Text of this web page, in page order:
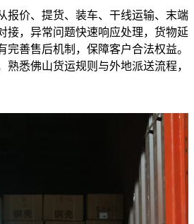
报价、提货、装车、干线运输、末端
接，异常问题快速响应处理，货物延
完善售后机制，保障客户合法权益。
熟悉佛山货运规则与外地派送流程，